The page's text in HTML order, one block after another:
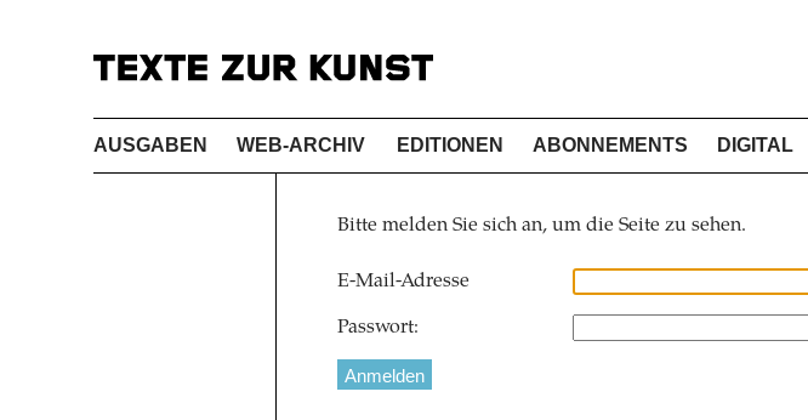
AUSGABEN WEB-ARCHIV EDITIONEN ABONNEMENTS DIGITAL
Bitte melden Sie sich an, um die Seite zu sehen.
E-Mail-Adresse
Passwort: